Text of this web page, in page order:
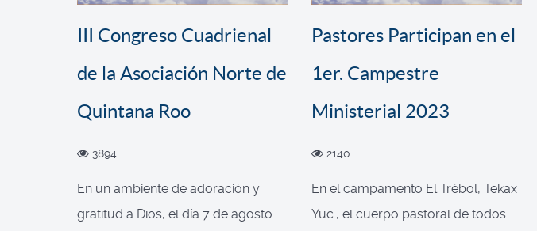
III Congreso Cuadrienal
de la Asociación Norte de
Quintana Roo
3894
En un ambiente de adoración y
gratitud a Dios, el día 7 de agosto
Pastores Participan en el
1er. Campestre
Ministerial 2023
2140
En el campamento El Trébol, Tekax
Yuc., el cuerpo pastoral de todos